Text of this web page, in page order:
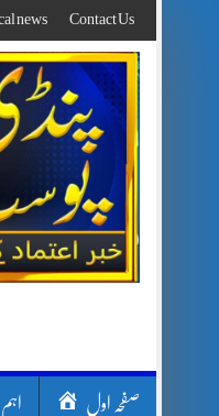
to
content
Contact Us
news
صفحہ اول